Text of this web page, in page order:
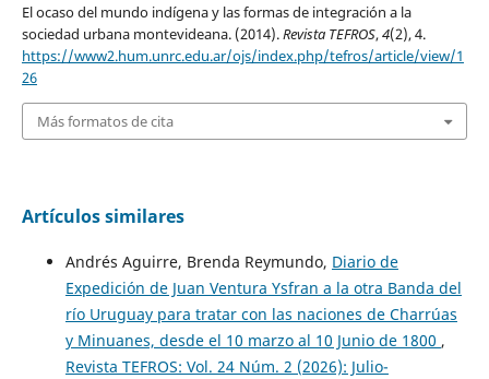
El ocaso del mundo indígena y las formas de integración a la
sociedad urbana montevideana. (2014).Revista TEFROS,4(2), 4.
https://www2.hum.unrc.edu.ar/ojs/index.php/tefros/article/view/1
26
Más formatos de cita
Artículos similares
Andrés Aguirre, Brenda Reymundo, Diario de
Expedición de Juan Ventura Ysfran a la otra Banda del
río Uruguay para tratar con las naciones de Charrúas
y Minuanes, desde el 10 marzo al 10 Junio de 1800 ,
Revista TEFROS: Vol. 24 Núm. 2 (2026): Julio-